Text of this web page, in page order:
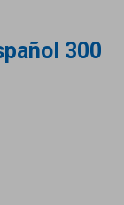
300